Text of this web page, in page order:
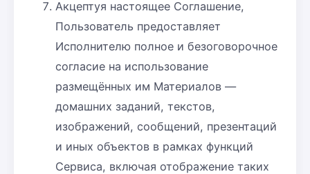
Акцептуя настоящее Соглашение,
Пользователь предоставляет
Исполнителю полное и безоговорочное
согласие на использование
размещённых им Материалов —
домашних заданий, текстов,
изображений, сообщений, презентаций
и иных объектов в рамках функций
Сервиса, включая отображение таких